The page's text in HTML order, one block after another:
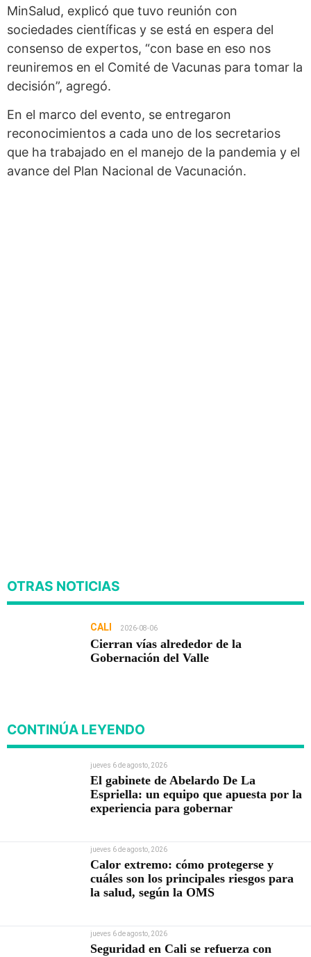
MinSalud, explicó que tuvo reunión con
sociedades científicas y se está en espera del
consenso de expertos, “con base en eso nos
reuniremos en el Comité de Vacunas para tomar la
decisión”, agregó.
En el marco del evento, se entregaron
reconocimientos a cada uno de los secretarios
que ha trabajado en el manejo de la pandemia y el
avance del Plan Nacional de Vacunación.
OTRAS NOTICIAS
CALI 2026-08-06
Cierran vías alrededor de la
Gobernación del Valle
CONTINÚA LEYENDO
jueves 6 de agosto, 2026
El gabinete de Abelardo De La
Espriella: un equipo que apuesta por la
experiencia para gobernar
jueves 6 de agosto, 2026
Calor extremo: cómo protegerse y
cuáles son los principales riesgos para
la salud, según la OMS
jueves 6 de agosto, 2026
Seguridad en Cali se refuerza con